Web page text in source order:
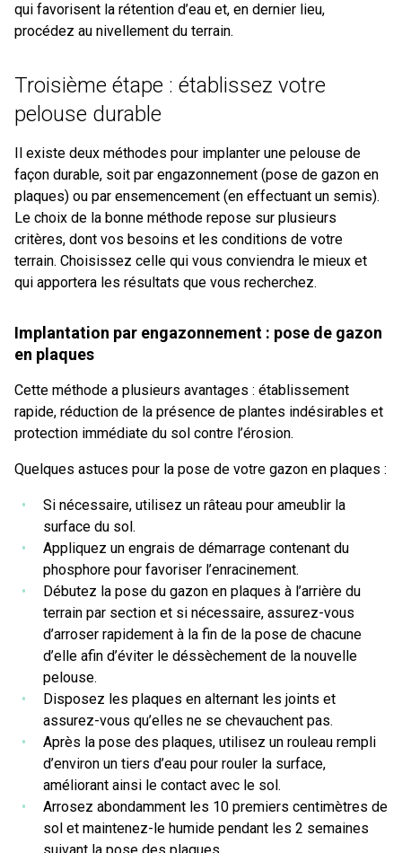
qui favorisent la rétention d’eau et, en dernier lieu,
procédez au nivellement du terrain.
Troisième étape : établissez votre
pelouse durable
Il existe deux méthodes pour implanter une pelouse de
façon durable, soit par engazonnement (pose de gazon en
plaques) ou par ensemencement (en effectuant un semis).
Le choix de la bonne méthode repose sur plusieurs
critères, dont vos besoins et les conditions de votre
terrain. Choisissez celle qui vous conviendra le mieux et
qui apportera les résultats que vous recherchez.
Implantation par engazonnement : pose de gazon
en plaques
Cette méthode a plusieurs avantages : établissement
rapide, réduction de la présence de plantes indésirables et
protection immédiate du sol contre l’érosion.
Quelques astuces pour la pose de votre gazon en plaques :
Si nécessaire, utilisez un râteau pour ameublir la
surface du sol.
Appliquez un engrais de démarrage contenant du
phosphore pour favoriser l’enracinement.
Débutez la pose du gazon en plaques à l’arrière du
terrain par section et si nécessaire, assurez-vous
d’arroser rapidement à la fin de la pose de chacune
d’elle afin d’éviter le déssèchement de la nouvelle
pelouse.
Disposez les plaques en alternant les joints et
assurez-vous qu’elles ne se chevauchent pas.
Après la pose des plaques, utilisez un rouleau rempli
d’environ un tiers d’eau pour rouler la surface,
améliorant ainsi le contact avec le sol.
Arrosez abondamment les 10 premiers centimètres de
sol et maintenez-le humide pendant les 2 semaines